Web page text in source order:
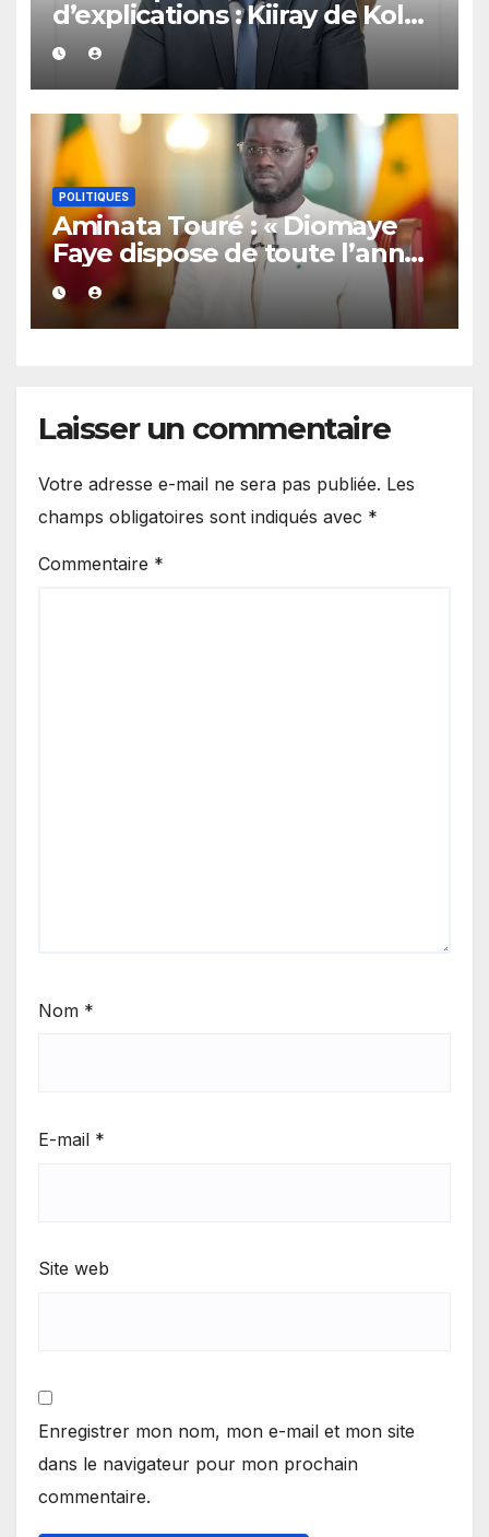
d’explications : Kiiray de Kolda
apporte son soutien à
Mamadou Lamine Dianté
POLITIQUES
Aminata Touré : « Diomaye
Faye dispose de toute l’année
2027 pour organiser les
élections locales dans la
légalité »
Laisser un commentaire
Votre adresse e-mail ne sera pas publiée. Les
champs obligatoires sont indiqués avec *
Commentaire *
Nom *
E-mail *
Site web
Enregistrer mon nom, mon e-mail et mon site
dans le navigateur pour mon prochain
commentaire.